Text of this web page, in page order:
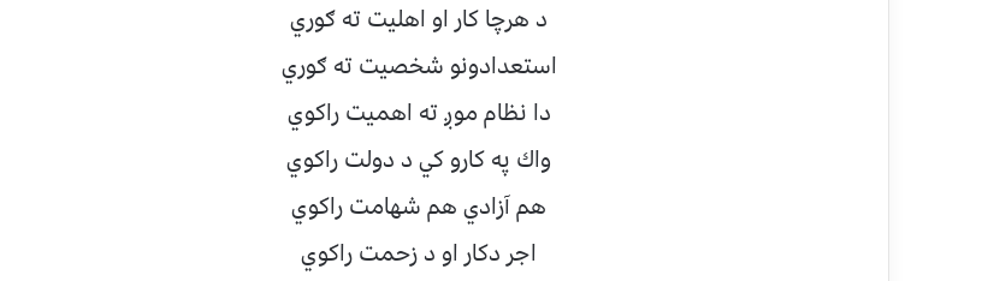
د هرچا كار او اهليت ته ګوري
استعدادونو شخصيت ته ګوري
دا نظام موږ ته اهميت راكوي
واك په كارو كي د دولت راكوي
هم آزادي هم شهامت راكوي
اجر دكار او د زحمت راكوي